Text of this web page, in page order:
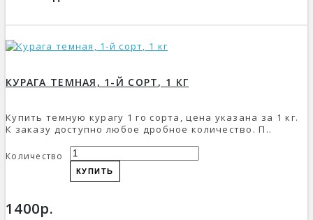
КУРАГА ТЕМНАЯ, 1-Й СОРТ, 1 КГ
Купить темную курагу 1 го сорта, цена указана за 1 кг.
К заказу доступно любое дробное количество. П..
Количество
КУПИТЬ
1400р.